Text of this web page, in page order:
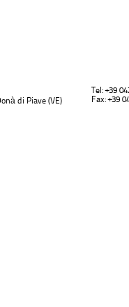
di Piave (VE)
Tel: +39
Fax: +39